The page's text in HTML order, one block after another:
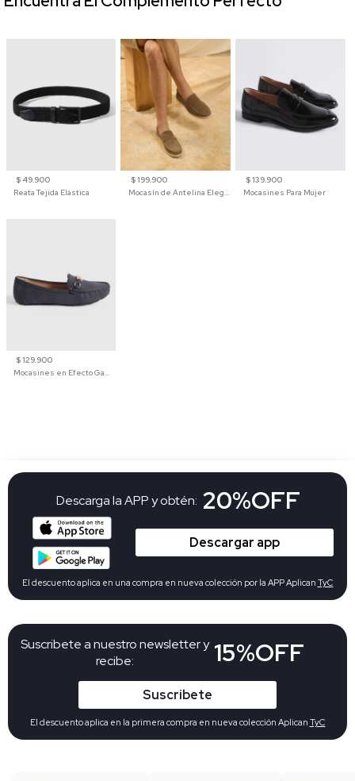
$ 49.900
Reata Tejida Elástica
$ 199.900
Mocasín de Antelina Elegante con Suela de Contraste Para Hombre
$ 139.900
Mocasines Para Mujer
$ 129.900
Mocasines en Efecto Gamuzado Para Mujer
Suscribete a nuestro newsletter y
recibe:
15%OFF
Suscribete
El descuento aplica en la primera compra en nueva colección Aplican TyC
Descarga la APP y obtén: 20%OFF
Descargar app
El descuento aplica en una compra en nueva colección por la APP Aplican TyC